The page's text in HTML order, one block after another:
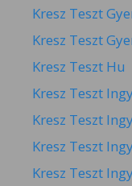
Kresz Teszt
Kresz Teszt
Kresz Teszt Hu
Kresz Teszt
Kresz Teszt
Kresz Teszt
Kresz Teszt